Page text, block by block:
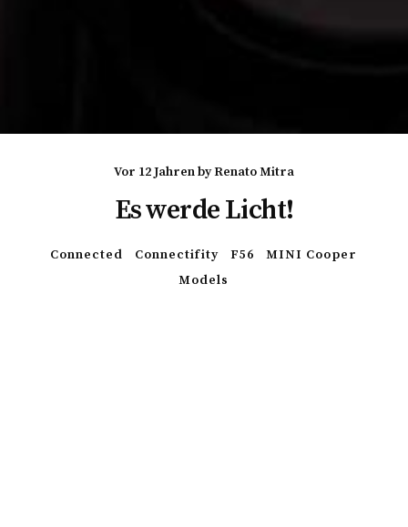
vor 12 JahrenbyRenato Mitra
Es werde Licht!
Connected Connectifity F56
MINI Cooper
Models